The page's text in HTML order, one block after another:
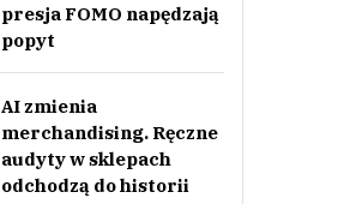
presja FOMO napędzają
popyt
AI zmienia
merchandising. Ręczne
audyty w sklepach
odchodzą do historii